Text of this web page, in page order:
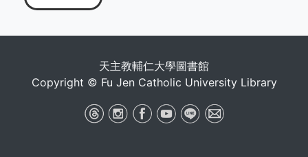
天主教輔仁大學圖書館
Copyright © Fu Jen Catholic University Library